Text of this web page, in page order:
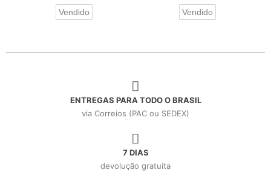
Vendido Vendido
ENTREGAS PARA TODO O BRASIL
via Correios (PAC ou SEDEX)
7 DIAS
devolução gratuita